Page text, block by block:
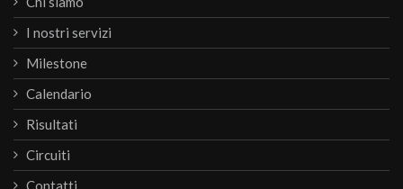
I nostri servizi
Milestone
Calendario
Risultati
Circuiti
Contatti